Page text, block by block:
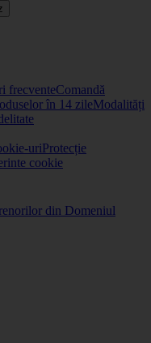
frecventeComandă
în 14 zileModalități
uriProtecție
cookie